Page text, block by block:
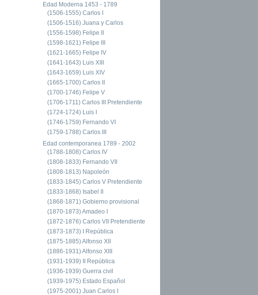
Edad Moderna 1453 - 1789
(1506-1555) Carlos I
(1506-1516) Juana y Carlos
(1556-1598) Felipe II
(1598-1621) Felipe III
(1621-1665) Felipe IV
(1641-1643) Luis XIII
(1643-1659) Luis XIV
(1665-1700) Carlos II
(1700-1746) Felipe V
(1706-1711) Carlos III Pretendiente
(1724-1724) Luis I
(1746-1759) Fernando VI
(1759-1788) Carlos III
Edad contemporanea 1789 - 2002
(1788-1808) Carlos IV
(1808-1833) Fernando VII
(1808-1813) Napoleón
(1833-1845) Carlos V Pretendiente
(1833-1868) Isabel II
(1868-1871) Gobierno provisional
(1870-1873) Amadeo I
(1872-1876) Carlos VII Pretendiente
(1873-1873) I República
(1875-1885) Alfonso XII
(1886-1931) Alfonso XIII
(1931-1939) II República
(1936-1939) Guerra civil
(1939-1975) Estado Español
(1975-2001) Juan Carlos I